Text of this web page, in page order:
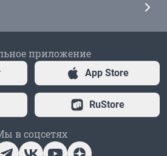
приложение
App Store
RuStore
в соцсетях